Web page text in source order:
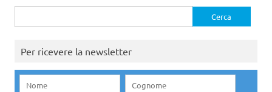
per:
Per ricevere la newsletter